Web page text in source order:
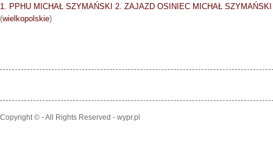
1. PPHU MICHAŁ SZYMAŃSKI 2. ZAJAZD OSINIEC MICHAŁ SZYMAŃSKI
(wielkopolskie)
Copyright © - All Rights Reserved - wypr.pl